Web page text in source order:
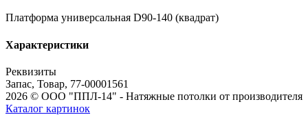
Платформа универсальная D90-140 (квадрат)
Характеристики
Реквизиты
Запас, Товар, 77-00001561
2026 © ООО "ППЛ-14" - Натяжные потолки от производителя
Каталог картинок